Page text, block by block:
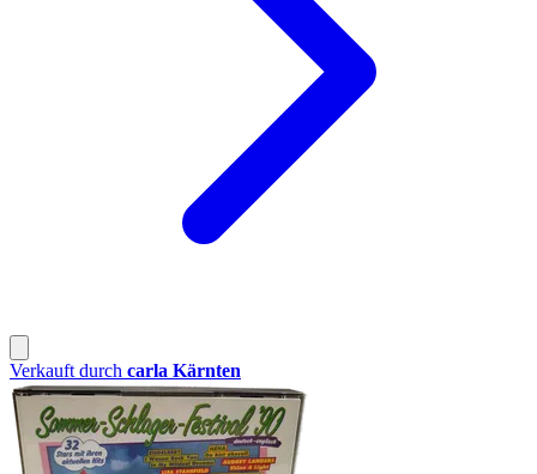
Verkauft durch carla Kärnten